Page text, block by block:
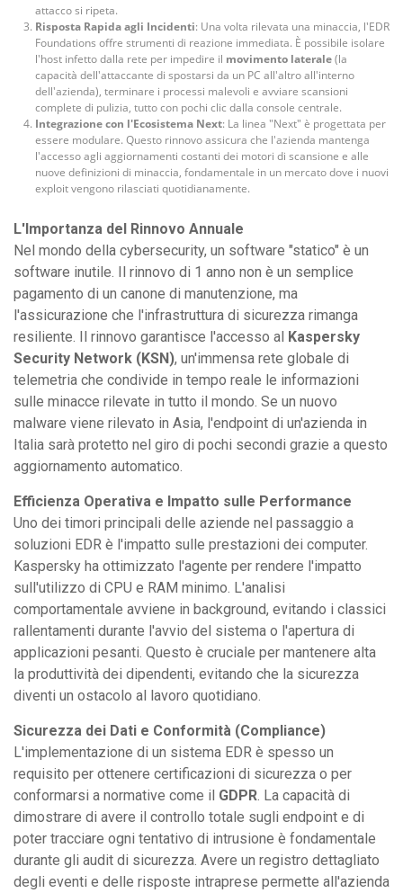
attacco si ripeta.
Risposta Rapida agli Incidenti: Una volta rilevata una minaccia, l'EDR
Foundations offre strumenti di reazione immediata. È possibile isolare
l'host infetto dalla rete per impedire il movimento laterale(la
capacità dell'attaccante di spostarsi da un PC all'altro all'interno
dell'azienda), terminare i processi malevoli e avviare scansioni
complete di pulizia, tutto con pochi clic dalla console centrale.
Integrazione con l'Ecosistema Next: La linea "Next" è progettata per
essere modulare. Questo rinnovo assicura che l'azienda mantenga
l'accesso agli aggiornamenti costanti dei motori di scansione e alle
nuove definizioni di minaccia, fondamentale in un mercato dove i nuovi
exploit vengono rilasciati quotidianamente.
L'Importanza del Rinnovo Annuale
Nel mondo della cybersecurity, un software "statico" è un
software inutile. Il rinnovo di 1 anno non è un semplice
pagamento di un canone di manutenzione, ma
l'assicurazione che l'infrastruttura di sicurezza rimanga
resiliente. Il rinnovo garantisce l'accesso al Kaspersky
Security Network (KSN), un'immensa rete globale di
telemetria che condivide in tempo reale le informazioni
sulle minacce rilevate in tutto il mondo. Se un nuovo
malware viene rilevato in Asia, l'endpoint di un'azienda in
Italia sarà protetto nel giro di pochi secondi grazie a questo
aggiornamento automatico.
Efficienza Operativa e Impatto sulle Performance
Uno dei timori principali delle aziende nel passaggio a
soluzioni EDR è l'impatto sulle prestazioni dei computer.
Kaspersky ha ottimizzato l'agente per rendere l'impatto
sull'utilizzo di CPU e RAM minimo. L'analisi
comportamentale avviene in background, evitando i classici
rallentamenti durante l'avvio del sistema o l'apertura di
applicazioni pesanti. Questo è cruciale per mantenere alta
la produttività dei dipendenti, evitando che la sicurezza
diventi un ostacolo al lavoro quotidiano.
Sicurezza dei Dati e Conformità (Compliance)
L'implementazione di un sistema EDR è spesso un
requisito per ottenere certificazioni di sicurezza o per
conformarsi a normative come il GDPR. La capacità di
dimostrare di avere il controllo totale sugli endpoint e di
poter tracciare ogni tentativo di intrusione è fondamentale
durante gli audit di sicurezza. Avere un registro dettagliato
degli eventi e delle risposte intraprese permette all'azienda